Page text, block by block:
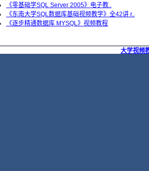
《零基础学SQL Server 2005》电子教..
《东南大学SQL数据库基础视频教学》全42讲 r..
《逐步精通数据库 MYSQL》视频教程
大学视频